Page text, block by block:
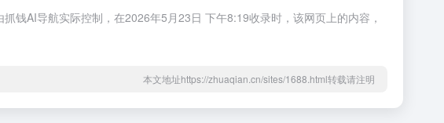
钱AI导航实际控制，在2026年5月23日 下午8:19收录时，该网页上的内容，
本文地址https://zhuaqian.cn/sites/1688.html转载请注明